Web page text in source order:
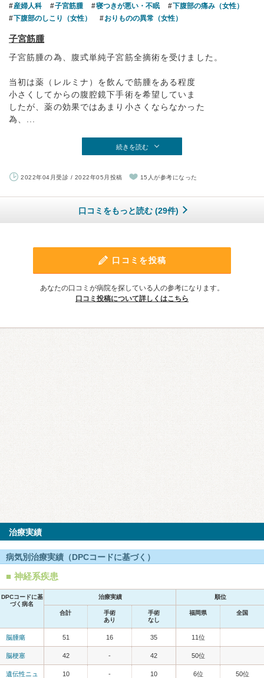
産婦人科 子宮筋腫 寝つきが悪い・不眠
下腹部の痛み（女性）
下腹部のしこり（女性）
おりものの異常（女性）
子宮筋腫
子宮筋腫の為、腹式単純子宮筋全摘術を受けました。
当初は薬（レルミナ）を飲んで筋腫をある程度
小さくしてからの腹腔鏡下手術を希望していま
したが、薬の効果ではあまり小さくならなかった
為、...
続きを読む
2022年04月受診 / 2022年05月投稿 15人が参考になった
口コミをもっと読む (29件)
口コミを投稿
あなたの口コミが病院を探している人の参考になります。
口コミ投稿について詳しくはこちら
治療実績
病気別治療実績（DPCコードに基づく）
神経系疾患
DPCコードに基
づく病名
治療実績 順位
合計
手術
あり
手術
なし
福岡県 全国
脳腫瘍 51 16 35 11位
脳梗塞 42 - 42 50位
遺伝性ニュ
10 - 10 6位 50位